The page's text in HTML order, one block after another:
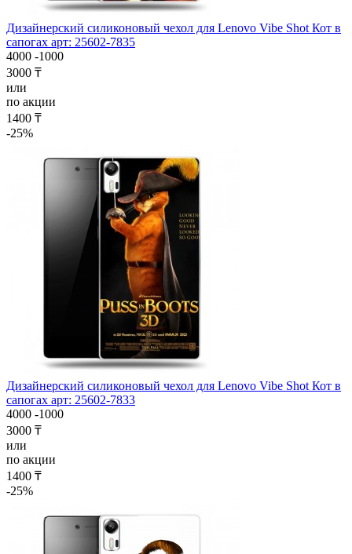
Дизайнерский силиконовый чехол для Lenovo Vibe Shot Кот в
сапогах арт: 25602-7835
4000 -1000
3000 ₸
или
по акции
1400 ₸
-25%
Дизайнерский силиконовый чехол для Lenovo Vibe Shot Кот в
сапогах арт: 25602-7833
4000 -1000
3000 ₸
или
по акции
1400 ₸
-25%